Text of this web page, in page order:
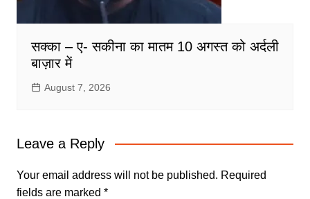
सक्का – ए- सकीना का मातम 10 अगस्त को अर्दली
बाज़ार में
August 7, 2026
Leave a Reply
Your email address will not be published. Required
fields are marked *